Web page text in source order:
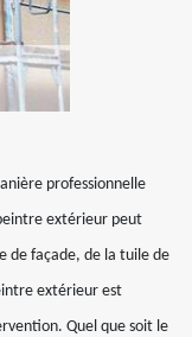
professionnelle
extérieur peut
de façade, de la tuile de
extérieur est
Quel que soit le